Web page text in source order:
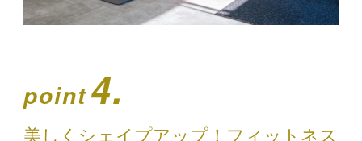
point4.
美しくシェイプアップ！フィットネス